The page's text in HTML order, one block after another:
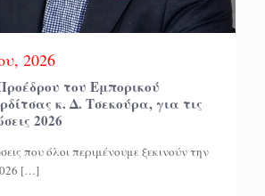
2026
του Εμπορικού
κ. Δ. Τσεκούρα, για τις
2026
που όλοι περιμένουμε ξεκινούν την
[…]